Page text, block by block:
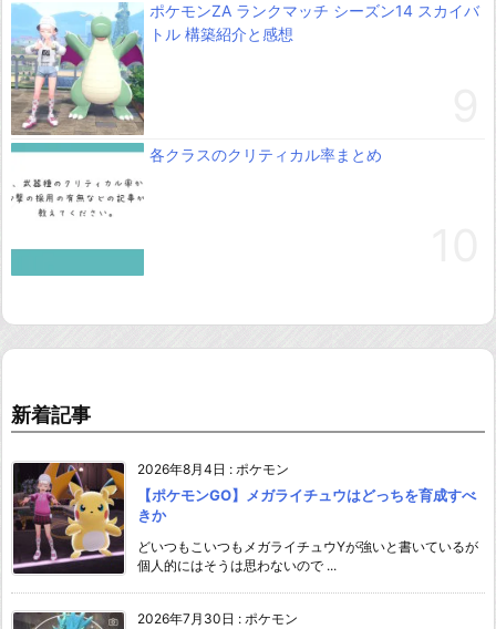
ポケモンZA ランクマッチ シーズン14 スカイバ
トル 構築紹介と感想
各クラスのクリティカル率まとめ
新着記事
2026年8月4日 : ポケモン
【ポケモンGO】メガライチュウはどっちを育成すべ
きか
どいつもこいつもメガライチュウYが強いと書いているが
個人的にはそうは思わないので ...
2026年7月30日 : ポケモン